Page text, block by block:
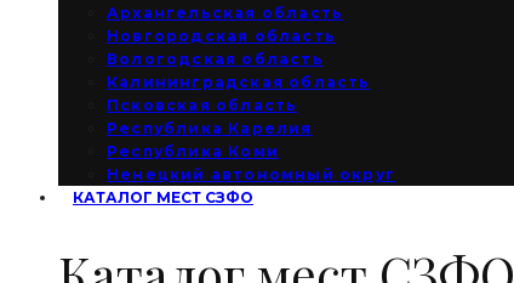
Архангельская область
Новгородская область
Вологодская область
Калининградская область
Псковская область
Республика Карелия
Республика Коми
Ненецкий автономный округ
КАТАЛОГ МЕСТ СЗФО